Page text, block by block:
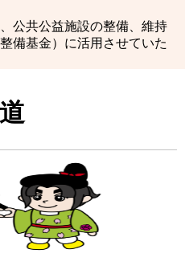
公共公益施設の整備、維持
備基金）に活用させていた